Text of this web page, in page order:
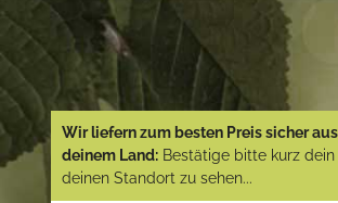
Wir liefern zum besten Preis sicher
deinem Land: Bestätige bitte kurz
deinen Standort zu sehen...